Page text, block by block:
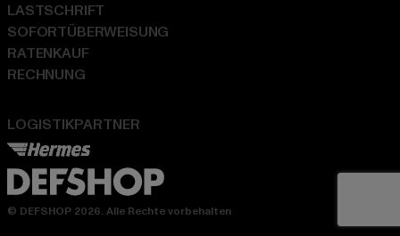
LOGISTIKPARTNER
LASTSCHRIFT
SOFORTÜBERWEISUNG
RATENKAUF
RECHNUNG
© DEFSHOP 2026. Alle Rechte vorbehalten